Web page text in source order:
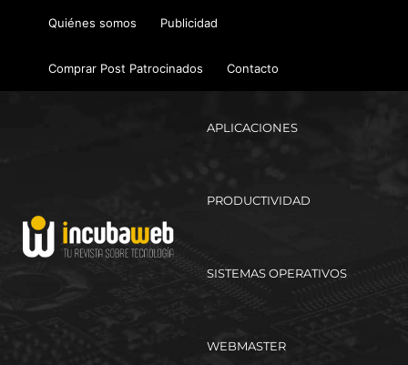
Quiénes somos Publicidad
Comprar Post Patrocinados Contacto
APLICACIONES
PRODUCTIVIDAD
SISTEMAS OPERATIVOS
WEBMASTER